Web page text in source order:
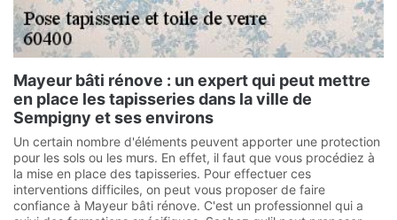
Mayeur bâti rénove : un expert qui peut mettre
en place les tapisseries dans la ville de
Sempigny et ses environs
Un certain nombre d'éléments peuvent apporter une protection
pour les sols ou les murs. En effet, il faut que vous procédiez à
la mise en place des tapisseries. Pour effectuer ces
interventions difficiles, on peut vous proposer de faire
confiance à Mayeur bâti rénove. C'est un professionnel qui a